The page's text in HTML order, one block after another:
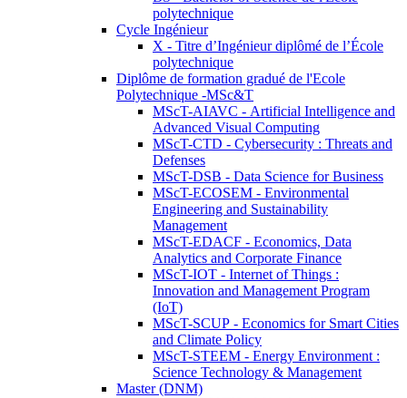
polytechnique
Cycle Ingénieur
X - Titre d’Ingénieur diplômé de l’École
polytechnique
Diplôme de formation gradué de l'Ecole
Polytechnique -MSc&T
MScT-AIAVC - Artificial Intelligence and
Advanced Visual Computing
MScT-CTD - Cybersecurity : Threats and
Defenses
MScT-DSB - Data Science for Business
MScT-ECOSEM - Environmental
Engineering and Sustainability
Management
MScT-EDACF - Economics, Data
Analytics and Corporate Finance
MScT-IOT - Internet of Things :
Innovation and Management Program
(IoT)
MScT-SCUP - Economics for Smart Cities
and Climate Policy
MScT-STEEM - Energy Environment :
Science Technology & Management
Master (DNM)